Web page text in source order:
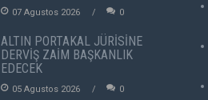
07 Agustos 2026 0
ALTIN PORTAKAL JÜRİSİNE
DERVİŞ ZAİM BAŞKANLIK
EDECEK
05 Agustos 2026 0